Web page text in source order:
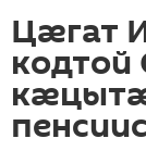
Цӕгат